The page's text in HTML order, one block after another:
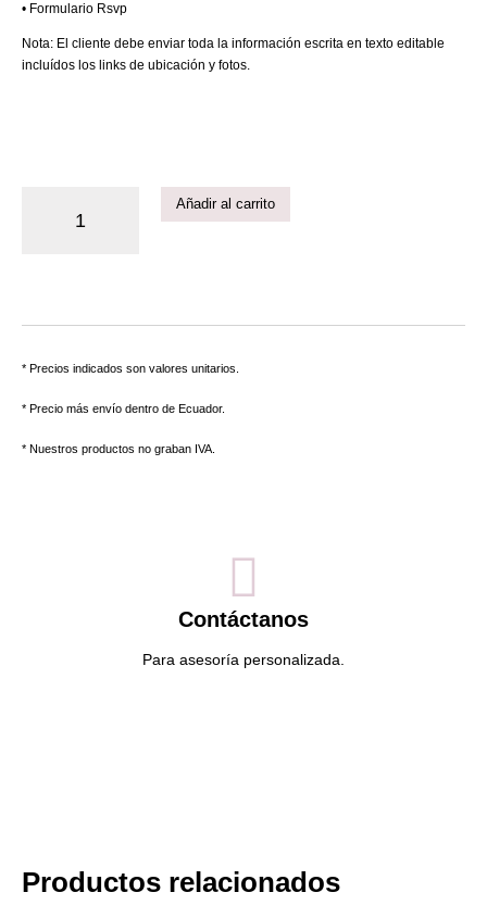
• Formulario Rsvp
Nota: El cliente debe enviar toda la información escrita en texto editable
incluídos los links de ubicación y fotos.
Añadir al carrito
* Precios indicados son valores unitarios.
* Precio más envío dentro de Ecuador.
* Nuestros productos no graban IVA.
Contáctanos
Para asesoría personalizada.
Productos relacionados